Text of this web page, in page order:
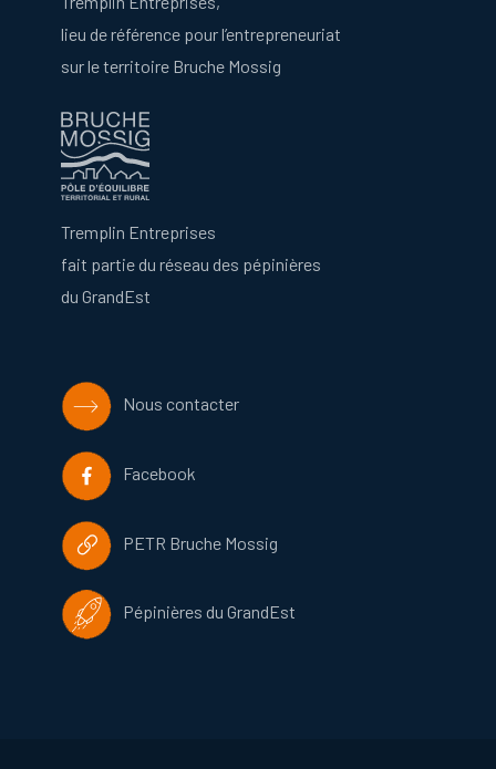
lieu de référence pour l’entrepreneuriat
sur le territoire Bruche Mossig
Tremplin Entreprises
fait partie du réseau des pépinières
du GrandEst
Nous contacter
Facebook
PETR Bruche Mossig
Pépinières du GrandEst